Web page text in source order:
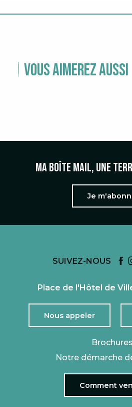
Vous aimerez aussi
Ma boîte mail, une
Je
SUIVEZ-NOUS
Place de l'Hôtel de
Nous appeler
Brochures
Notre démarche
Comment